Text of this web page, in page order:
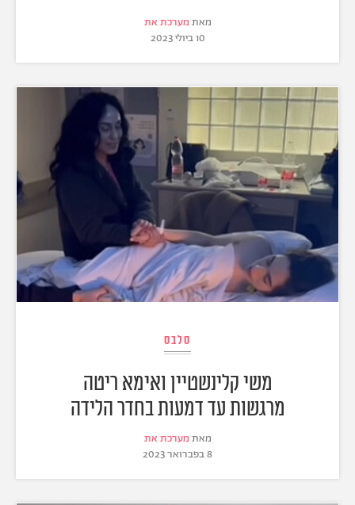
מאת מערכת את
10 ביולי 2023
סלבס
משי קלינשטיין ואימא ריטה
מרגשות עד דמעות בחדר הלידה
מאת מערכת את
8 בפברואר 2023